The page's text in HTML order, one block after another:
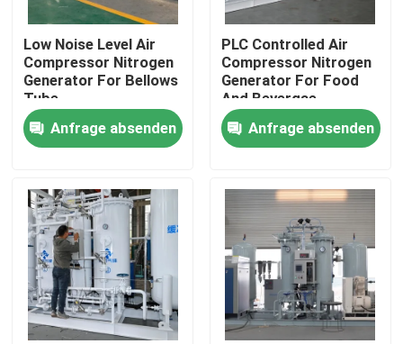
Zu Hause
Produkte
Über uns
Werksbesichtigung
Qualitätskontrolle
Kontakt mit uns
Low Noise Level Air
Compressor Nitrogen
Generator For Bellows
Tube
Anfrage absenden
PLC Controlled Air
Compressor Nitrogen
Generator For Food
And Bevergae
Anfrage absenden